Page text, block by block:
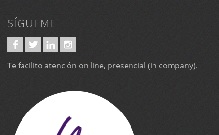
SÍGUEME
Te facilito atención on line, presencial (in company).